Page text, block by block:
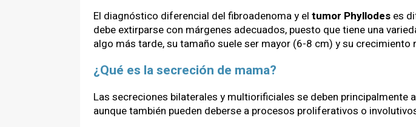
El diagnóstico diferencial del fibroadenoma y el tumor Phyllodes es
debe extirparse con márgenes adecuados, puesto que tiene una
algo más tarde, su tamaño suele ser mayor (6-8 cm) y su crecimiento
¿Qué es la secreción de mama?
Las secreciones bilaterales y multiorificiales se deben principalmente
aunque también pueden deberse a procesos proliferativos o